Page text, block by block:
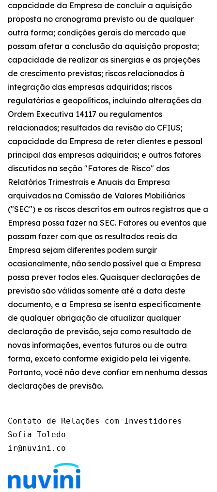
capacidade da Empresa de concluir a aquisição
proposta no cronograma previsto ou de qualquer
outra forma; condições gerais do mercado que
possam afetar a conclusão da aquisição proposta;
capacidade de realizar as sinergias e as projeções
de crescimento previstas; riscos relacionados à
integração das empresas adquiridas; riscos
regulatórios e geopolíticos, incluindo alterações da
Ordem Executiva 14117 ou regulamentos
relacionados; resultados da revisão do CFIUS;
capacidade da Empresa de reter clientes e pessoal
principal das empresas adquiridas; e outros fatores
discutidos na seção "Fatores de Risco" dos
Relatórios Trimestrais e Anuais da Empresa
arquivados na Comissão de Valores Mobiliários
("SEC") e os riscos descritos em outros registros que a
Empresa possa fazer na SEC. Fatores ou eventos que
possam fazer com que os resultados reais da
Empresa sejam diferentes podem surgir
ocasionalmente, não sendo possível que a Empresa
possa prever todos eles. Quaisquer declarações de
previsão são válidas somente até a data deste
documento, e a Empresa se isenta especificamente
de qualquer obrigação de atualizar qualquer
declaração de previsão, seja como resultado de
novas informações, eventos futuros ou de outra
forma, exceto conforme exigido pela lei vigente.
Portanto, você não deve confiar em nenhuma dessas
declarações de previsão.
Contato de Relações com Investidores
Sofia Toledo
ir@nuvini.co